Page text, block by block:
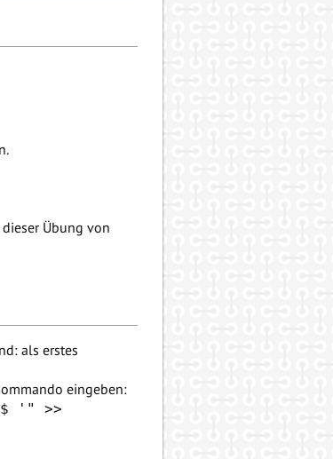
Übung von
als erstes
eingeben:
'" >>